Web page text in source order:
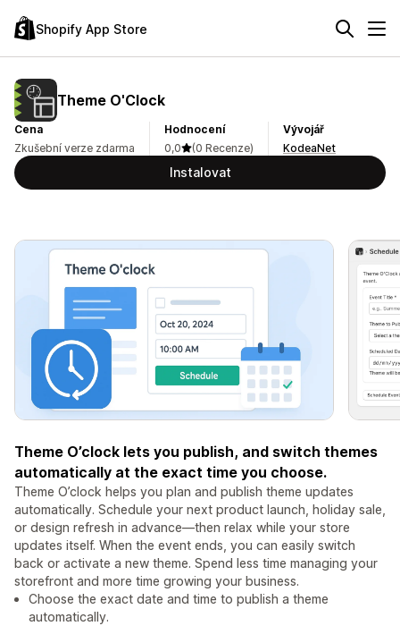
Shopify App Store
Theme O'Clock
Cena
Zkušební verze zdarma
Hodnocení
0,0
(0 Recenze)
Vývojář
KodeaNet
Instalovat
Theme O’clock lets you publish, and switch themes
automatically at the exact time you choose.
Theme O’clock helps you plan and publish theme updates
automatically. Schedule your next product launch, holiday sale,
or design refresh in advance—then relax while your store
updates itself. When the event ends, you can easily switch
back or activate a new theme. Spend less time managing your
storefront and more time growing your business.
Choose the exact date and time to publish a theme
automatically.